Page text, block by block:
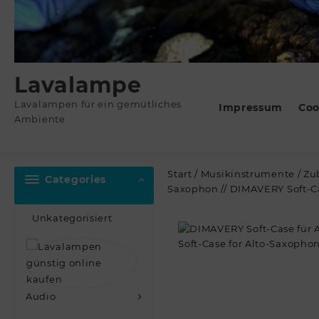
Lavalampe
Lavalampen für ein gemütliches
Ambiente
Impressum
Categories
Unkategorisiert
Audio
Start / Musikinstrumente /
Saxophon // DIMAVERY Soft-